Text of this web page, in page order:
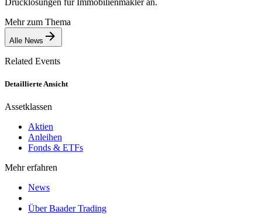
Mehr zum Thema
Alle News
Related Events
Detaillierte Ansicht
Assetklassen
Aktien
Anleihen
Fonds & ETFs
Mehr erfahren
News
Über Baader Trading